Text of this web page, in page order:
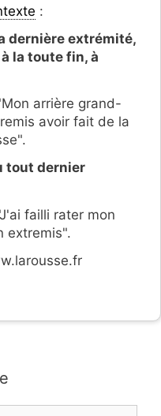
:
dernière extrémité,
la toute fin, à
arrière grand-
avoir fait de la
tout dernier
failli rater mon
extremis".